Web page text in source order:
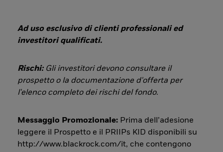
Ad uso esclusivo di clienti professionali ed
investitori qualificati.
Rischi: Gli investitori devono consultare il
prospetto o la documentazione d'offerta per
l'elenco completo dei rischi del fondo.
Messaggio Promozionale: Prima dell’adesione
leggere il Prospetto e il PRIIPs KID disponibili su
http://www.blackrock.com/it, che contengono